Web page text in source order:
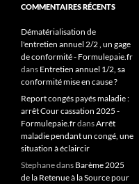
COMMENTAIRES RÉCENTS
Dématérialisation de
l'entretien annuel 2/2 , un gage
de conformité - Formulepaie.fr
dans Entretien annuel 1/2, sa
conformité mise en cause ?
Report congés payés maladie :
arrêt Cour cassation 2025 -
Formulepaie.frdansArrêt
maladie pendant un congé, une
situation à éclaircir
Stephanedans Barème 2025
de la Retenue à la Source pour